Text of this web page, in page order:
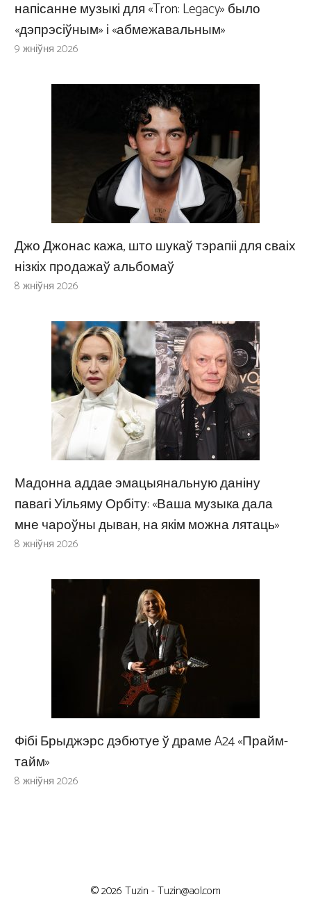
напісанне музыкі для «Tron: Legacy» было
«дэпрэсіўным» і «абмежавальным»
9 жніўня 2026
Джо Джонас кажа, што шукаў тэрапіі для сваіх
нізкіх продажаў альбомаў
8 жніўня 2026
Мадонна аддае эмацыянальную даніну
павагі Уільяму Орбіту: «Ваша музыка дала
мне чароўны дыван, на якім можна лятаць»
8 жніўня 2026
Фібі Брыджэрс дэбютуе ў драме A24 «Прайм-
тайм»
8 жніўня 2026
© 2026 Tuzin -Tuzin@aol.com